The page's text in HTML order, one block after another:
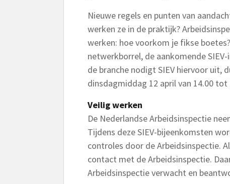
Nieuwe regels en punten van
werken ze in de praktijk?
werken: hoe voorkom je fikse
netwerkborrel, de aankomende
de branche nodigt SIEV hiervoor uit,
dinsdagmiddag 12 april van 14.00 tot
Veilig werken
De Nederlandse Arbeidsinspectie
Tijdens deze SIEV-bijeenkomsten
controles door de Arbeidsinspectie.
contact met de Arbeidsinspectie.
Arbeidsinspectie verwacht en